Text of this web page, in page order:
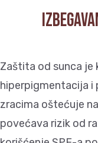
Zaštita od sunca je
hiperpigmentacija i
zracima oštećuje
povećava rizik od